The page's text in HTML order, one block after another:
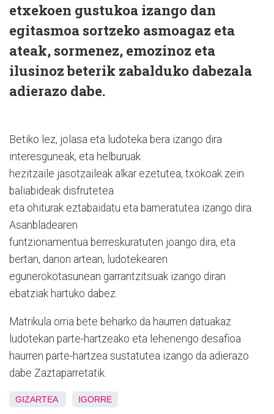
etxekoen gustukoa izango dan
egitasmoa sortzeko asmoagaz eta
ateak, sormenez, emozinoz eta
ilusinoz beterik zabalduko dabezala
adierazo dabe.
Betiko lez, jolasa eta ludoteka bera izango dira
interesguneak, eta helburuak
hezitzaile jasotzaileak alkar ezetutea, txokoak zein
baliabideak disfrutetea
eta ohiturak eztabaidatu eta barneratutea izango dira.
Asanbladearen
funtzionamentua berreskuratuten joango dira, eta
bertan, danon artean, ludotekearen
egunerokotasunean garrantzitsuak izango diran
ebatziak hartuko dabez.
Matrikula orria bete beharko da haurren datuakaz
ludotekan parte-hartzeako eta lehenengo desafioa
haurren parte-hartzea sustatutea izango da adierazo
dabe Zaztaparretatik.
GIZARTEA IGORRE